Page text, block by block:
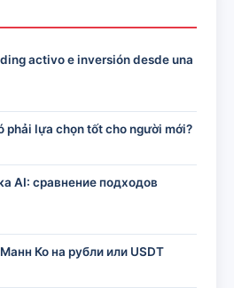
activo e inversión desde una
phải lựa chọn tốt cho người mới?
AI: сравнение подходов
Ко на рубли или USDT